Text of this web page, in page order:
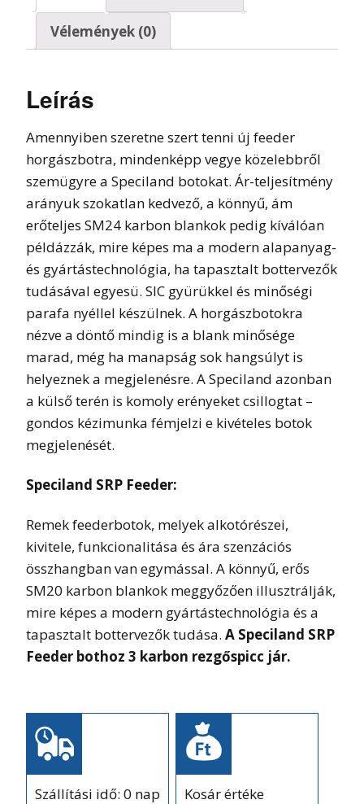
Vélemények (0)
Leírás
Amennyiben szeretne szert tenni új feeder
horgászbotra, mindenképp vegye közelebbről
szemügyre a Speciland botokat. Ár-teljesítmény
arányuk szokatlan kedvező, a könnyű, ám
erőteljes SM24 karbon blankok pedig kíválóan
példázzák, mire képes ma a modern alapanyag-
és gyártástechnológia, ha tapasztalt bottervezők
tudásával egyesü. SIC gyürükkel és minőségi
parafa nyéllel készülnek. A horgászbotokra
nézve a döntő mindig is a blank minősége
marad, még ha manapság sok hangsúlyt is
helyeznek a megjelenésre. A Speciland azonban
a külső terén is komoly erényeket csillogtat –
gondos kézimunka fémjelzi e kivételes botok
megjelenését.
Speciland SRP Feeder:
Remek feederbotok, melyek alkotórészei,
kivitele, funkcionalitása és ára szenzációs
összhangban van egymással. A könnyű, erős
SM20 karbon blankok meggyőzően illusztrálják,
mire képes a modern gyártástechnológia és a
tapasztalt bottervezők tudása. A Speciland SRP
Feeder bothoz 3 karbon rezgőspicc jár.
Szállítási idő: 0 nap
Kosár értéke